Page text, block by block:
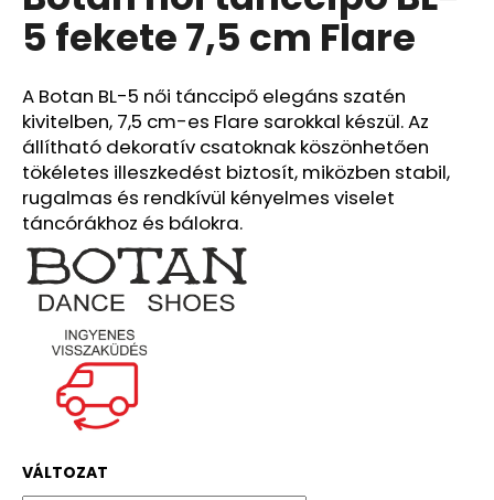
5-
ből
csillag.
5 fekete 7,5 cm Flare
A Botan BL-5 női tánccipő elegáns szatén
kivitelben, 7,5 cm-es Flare sarokkal készül. Az
állítható dekoratív csatoknak köszönhetően
tökéletes illeszkedést biztosít, miközben stabil,
rugalmas és rendkívül kényelmes viselet
táncórákhoz és bálokra.
VÁLTOZAT
j
á
n
l
j
u
k